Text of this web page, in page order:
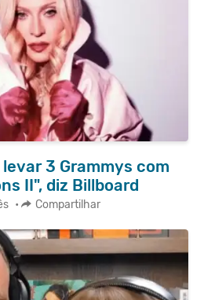
3 Grammys com
II", diz Billboard
• Compartilhar